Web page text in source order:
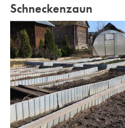
Schneckenzaun